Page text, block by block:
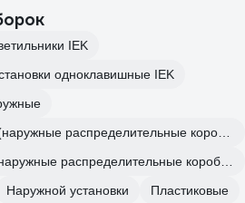
IEK
одноклавишные IEK
Наружной установки
Пластиковые